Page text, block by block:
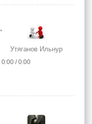
,
Утяганов Ильнур
0:00 / 0:00